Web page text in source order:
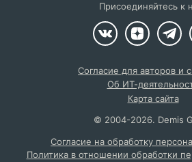
Присоединяйтесь к
© 2004-2026. Demis
Карта сайта
Об ИТ-
Согласие для авторов и
Согласие на обработку
Политика в отношении обработки